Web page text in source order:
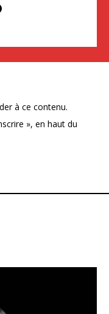
à ce contenu.
», en haut du